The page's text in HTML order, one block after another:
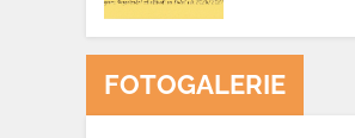
FOTOGALERIE